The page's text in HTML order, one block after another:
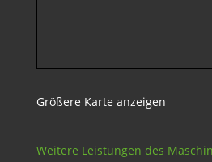
Größere Karte anzeigen
Weitere Leistungen des